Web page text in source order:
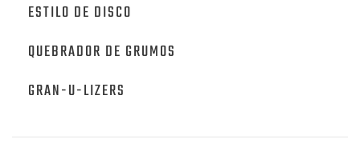
ESTILO DE DISCO
QUEBRADOR DE GRUMOS
GRAN-U-LIZERS